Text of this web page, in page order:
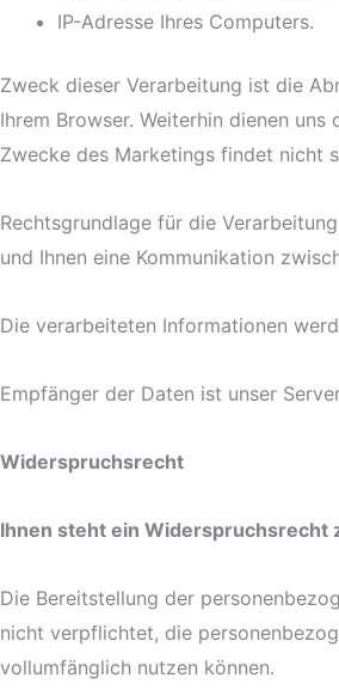
IP-Adresse Ihres Computers.
Zweck dieser Verarbeitung ist die
Ihrem Browser. Weiterhin dienen
Zwecke des Marketings findet nicht
Rechtsgrundlage für die
und Ihnen eine Kommunikation
Die verarbeiteten Informationen
Empfänger der Daten ist unser
Widerspruchsrecht
Ihnen steht ein Widerspruchsrecht
Die Bereitstellung der
nicht verpflichtet, die
vollumfänglich nutzen können.